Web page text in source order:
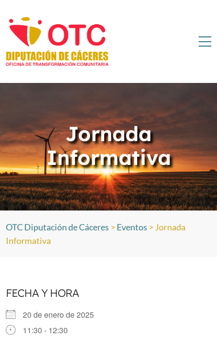
Jornada
Informativa
OTC Diputación de Cáceres > Eventos > Jornada
Informativa
FECHA Y HORA
20 de enero de 2025
11:30 - 12:30